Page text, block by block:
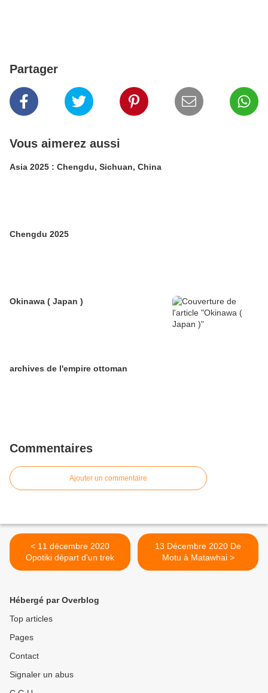
Partager
Vous aimerez aussi
Asia 2025 : Chengdu, Sichuan, China
Chengdu 2025
Okinawa ( Japan )
archives de l'empire ottoman
Commentaires
Ajouter un commentaire
< 11 décembre 2020
Opotiki départ d'un trek
13 Décembre 2020 De
Motu à Matawhai >
Hébergé par Overblog
Top articles
Pages
Contact
Signaler un abus